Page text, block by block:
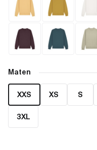
Maten
XXS XS S
3XL